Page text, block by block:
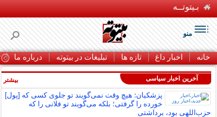
بـیتوتــه
منو
خانه اخبار داغ تازه ها تبلیغات در بیتوته درباره ما
آخرین اخبار سیاسی
پزشکیان: هیچ وقت نمی‌گویند تو جلوی کسی که [پول]
خورده را گرفتی؛ بلکه می‌گویند تو فلانی را که
حزب‌اللهی بود، برداشتی
بیشتر